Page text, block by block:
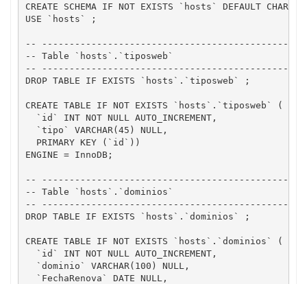
CREATE SCHEMA IF NOT EXISTS `hosts` DEFAULT
USE `hosts` ;
--
-- Table `hosts`.`tiposweb`
--
DROP TABLE IF EXISTS `hosts`.`tiposweb` ;
CREATE TABLE IF NOT EXISTS `hosts`.`tiposweb` (
  `id` INT NOT NULL AUTO_INCREMENT,
  `tipo` VARCHAR(45) NULL,
  PRIMARY KEY (`id`))
ENGINE = InnoDB;
--
-- Table `hosts`.`dominios`
--
DROP TABLE IF EXISTS `hosts`.`dominios` ;
CREATE TABLE IF NOT EXISTS `hosts`.`dominios` (
  `id` INT NOT NULL AUTO_INCREMENT,
  `dominio` VARCHAR(100) NULL,
  `FechaRenova` DATE NULL,